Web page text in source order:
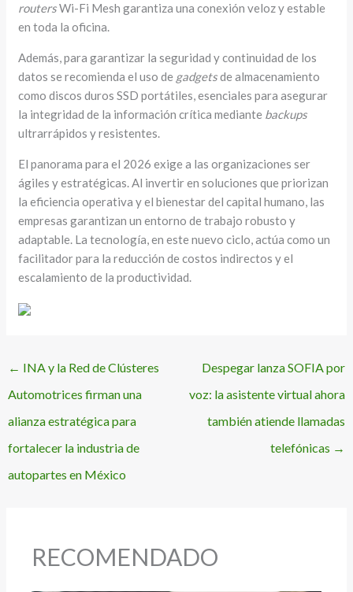
routersWi-Fi Mesh garantiza una conexión veloz y estable
en toda la oficina.
Además, para garantizar la seguridad y continuidad de los
datos se recomienda el uso de gadgetsde almacenamiento
como discos duros SSD portátiles, esenciales para asegurar
la integridad de la información crítica mediante backups
ultrarrápidos y resistentes.
El panorama para el 2026 exige a las organizaciones ser
ágiles y estratégicas. Al invertir en soluciones que priorizan
la eficiencia operativa y el bienestar del capital humano, las
empresas garantizan un entorno de trabajo robusto y
adaptable. La tecnología, en este nuevo ciclo, actúa como un
facilitador para la reducción de costos indirectos y el
escalamiento de la productividad.
← INA y la Red de Clústeres
Automotrices firman una
alianza estratégica para
fortalecer la industria de
autopartes en México
Despegar lanza SOFIA por
voz: la asistente virtual ahora
también atiende llamadas
telefónicas →
RECOMENDADO